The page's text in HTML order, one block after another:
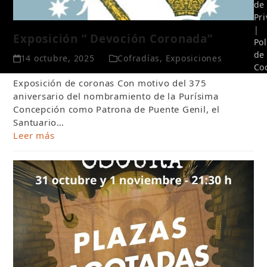
Exposición ” Devoción Coronada”
14 octubre, 2025 Cofradías, Exposiciones
Exposición de coronas Con motivo del 375
aniversario del nombramiento de la Purísima
Concepción como Patrona de Puente Genil, el
Santuario…
Leer más
de
|
de